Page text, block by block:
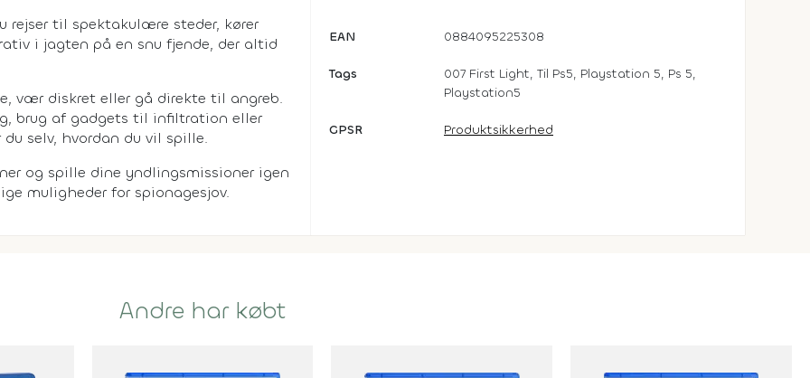
rejser til spektakulære steder, kører
i jagten på en snu fjende, der altid
vær diskret eller gå direkte til angreb.
brug af gadgets til infiltration eller
selv, hvordan du vil spille.
og spille dine yndlingsmissioner igen
muligheder for spionagesjov.
EAN 0884095225308
Tags
007 First Light, Til Ps5, Playstation 5, Ps 5,
Playstation5
GPSR Produktsikkerhed
Andre har købt